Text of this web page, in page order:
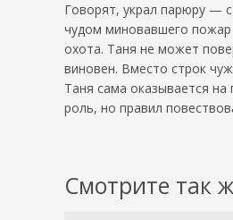
Говорят, украл парюру —
чудом миновавшего пожар
охота. Таня не может
виновен. Вместо строк
Таня сама оказывается
роль, но правил
Смотрите так